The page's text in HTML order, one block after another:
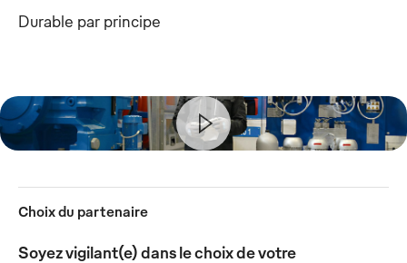
Durable par principe
Choix du partenaire
Soyez vigilant(e) dans le choix de votre